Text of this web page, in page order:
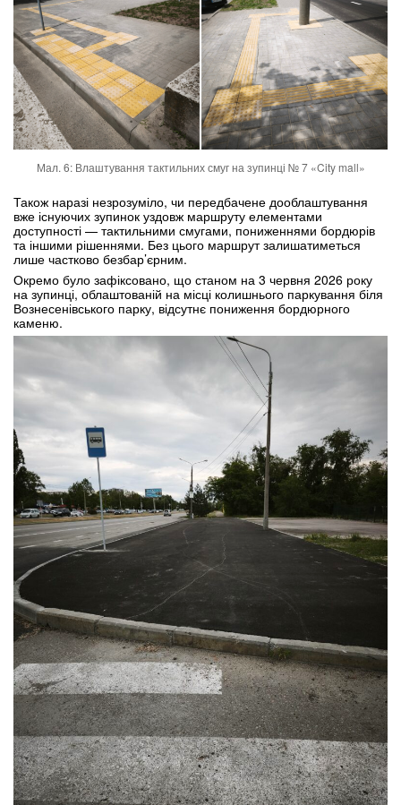
Мал. 6: Влаштування тактильних смуг на зупинці № 7 «City mall»
Також наразі незрозуміло, чи передбачене дооблаштування
вже існуючих зупинок уздовж маршруту елементами
доступності — тактильними смугами, пониженнями бордюрів
та іншими рішеннями. Без цього маршрут залишатиметься
лише частково безбар’єрним.
Окремо було зафіксовано, що станом на 3 червня 2026 року
на зупинці, облаштованій на місці колишнього паркування біля
Вознесенівського парку, відсутнє пониження бордюрного
каменю.